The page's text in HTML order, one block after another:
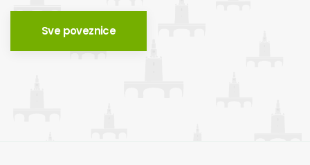
Sve poveznice